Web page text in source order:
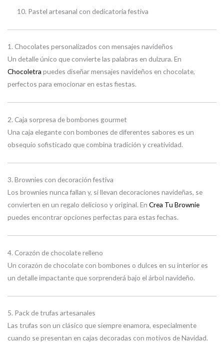
Pastel artesanal con dedicatoria festiva
1. Chocolates personalizados con mensajes navideños
Un detalle único que convierte las palabras en dulzura. En
Chocoletra puedes diseñar mensajes navideños en chocolate,
perfectos para emocionar en estas fiestas.
2. Caja sorpresa de bombones gourmet
Una caja elegante con bombones de diferentes sabores es un
obsequio sofisticado que combina tradición y creatividad.
3. Brownies con decoración festiva
Los brownies nunca fallan y, si llevan decoraciones navideñas, se
convierten en un regalo delicioso y original. En Crea Tu Brownie
puedes encontrar opciones perfectas para estas fechas.
4. Corazón de chocolate relleno
Un corazón de chocolate con bombones o dulces en su interior es
un detalle impactante que sorprenderá bajo el árbol navideño.
5. Pack de trufas artesanales
Las trufas son un clásico que siempre enamora, especialmente
cuando se presentan en cajas decoradas con motivos de Navidad.